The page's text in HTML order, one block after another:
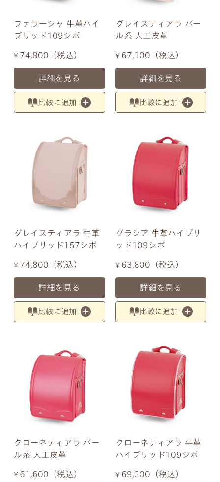
ファラーシャ 牛革ハイ
ブリッド109シボ
¥ 74,800 税込
詳細を見る
比較に追加
グレイスティアラ パー
ル系 人工皮革
¥ 67,100 税込
詳細を見る
比較に追加
グレイスティアラ 牛革
ハイブリッド157シボ
¥ 74,800 税込
詳細を見る
比較に追加
グラシア 牛革ハイブリ
ッド109シボ
¥ 63,800 税込
詳細を見る
比較に追加
クローネティアラ パー
ル系 人工皮革
¥ 61,600 税込
クローネティアラ 牛革
ハイブリッド109シボ
¥ 69,300 税込